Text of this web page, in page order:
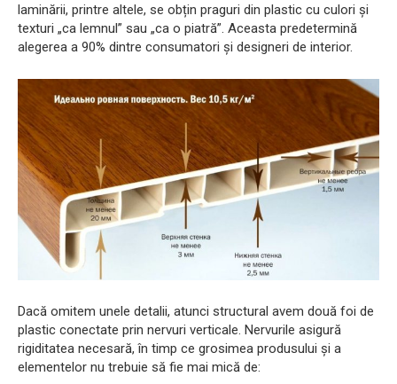
laminării, printre altele, se obțin praguri din plastic cu culori și
texturi „ca lemnul” sau „ca o piatră”. Aceasta predetermină
alegerea a 90% dintre consumatori și designeri de interior.
Dacă omitem unele detalii, atunci structural avem două foi de
plastic conectate prin nervuri verticale. Nervurile asigură
rigiditatea necesară, în timp ce grosimea produsului și a
elementelor nu trebuie să fie mai mică de: